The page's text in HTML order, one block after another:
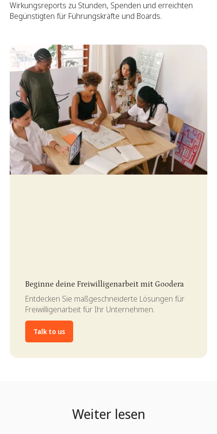
Wirkungsreports zu Stunden, Spenden und erreichten
Begünstigten für Führungskräfte und Boards.
Beginne deine Freiwilligenarbeit mit Goodera
Entdecken Sie maßgeschneiderte Lösungen für
Freiwilligenarbeit für Ihr Unternehmen.
Talk to us
Weiter lesen